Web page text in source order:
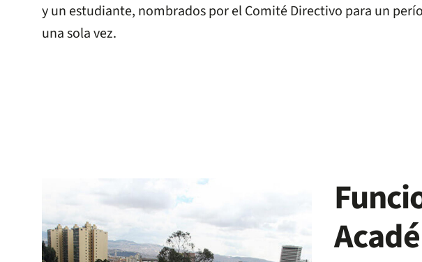
y un estudiante, nombrados por el Comité Directivo para un
una sola vez.